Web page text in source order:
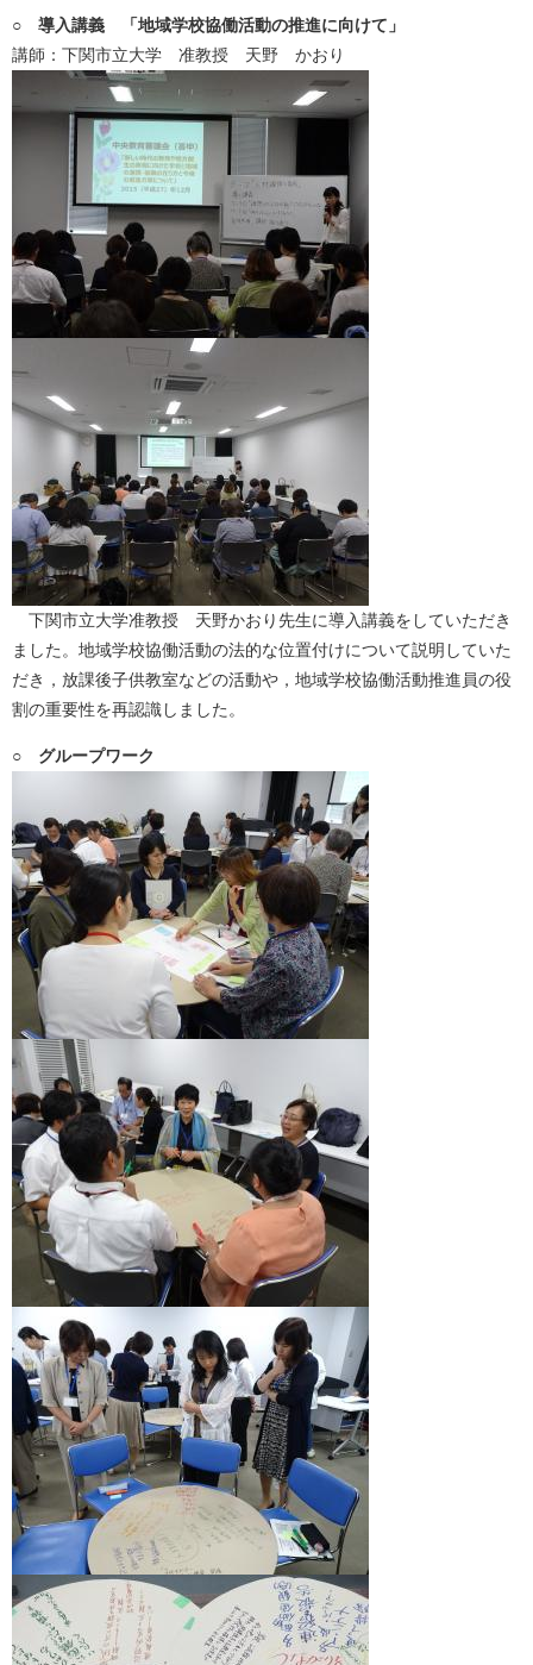
○ 導入講義 「地域学校協働活動の推進に向けて」
講師：下関市立大学 准教授 天野 かおり
下関市立大学准教授 天野かおり先生に導入講義をしていただき
ました。地域学校協働活動の法的な位置付けについて説明していた
だき，放課後子供教室などの活動や，地域学校協働活動推進員の役
割の重要性を再認識しました。
○ グループワーク